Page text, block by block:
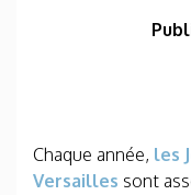
Chaque année, les
Versailles sont